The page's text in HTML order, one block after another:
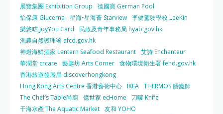
展覽集團 Exhibition Group
德國寶 German Pool
怡保康 Glucerna
星海•星海薈 Starview 李健駕駛學校 LeeKin
樂悠咭 JoyYou Card
民政及青年事務局 hyab.gov.hk
漁農自然護理署 afcd.gov.hk
神燈海鮮酒家 Lantern Seafood Restaurant 艾詩 Enchanteur
華潤堂 crcare
藝趣坊 Arts Corner 食物環境衛生署 fehd.gov.hk
香港旅遊發展局 discoverhongkong
Hong Kong Arts Centre 香港藝術中心 IKEA THERMOS 膳魔師
The Chef’s Table尚廚 億世家 ecHome
刀嘜 Knife
千海水產 The Aquatic Market 友和 YOHO